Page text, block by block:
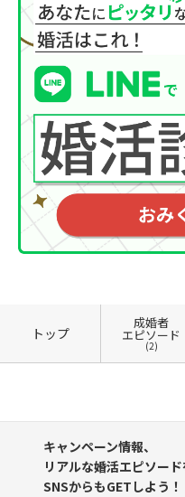
トップ
成婚者
エピソード
(2)
キャンペーン情報、
リアルな婚活エピソード
SNSからもGETしよう！